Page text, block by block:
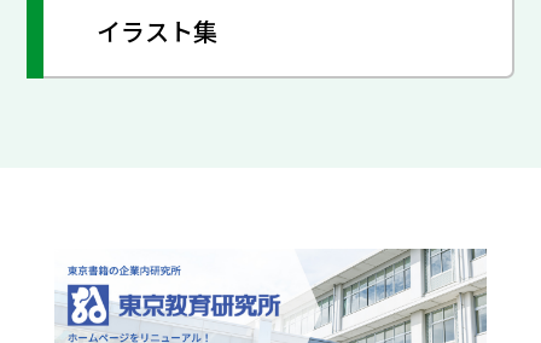
イラスト集